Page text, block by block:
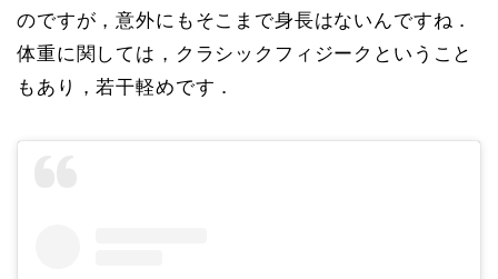
のですが，意外にもそこまで身長はないんですね．
体重に関しては，クラシックフィジークということ
もあり，若干軽めです．